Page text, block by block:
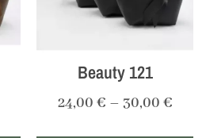
Beauty 121
24,00 € – 30,00 €